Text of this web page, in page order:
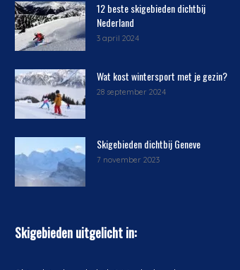
12 beste skigebieden dichtbij
Nederland
3 april 2024
Wat kost wintersport met je gezin?
28 september 2024
Skigebieden dichtbij Geneve
7 november 2023
Skigebieden uitgelicht in: